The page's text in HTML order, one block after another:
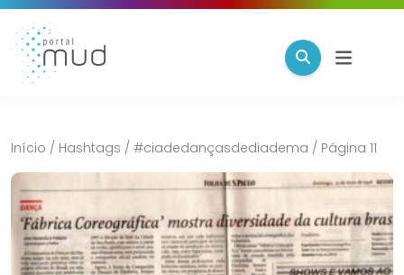
Início / Hashtags / #ciadedançasdediadema / Página 11